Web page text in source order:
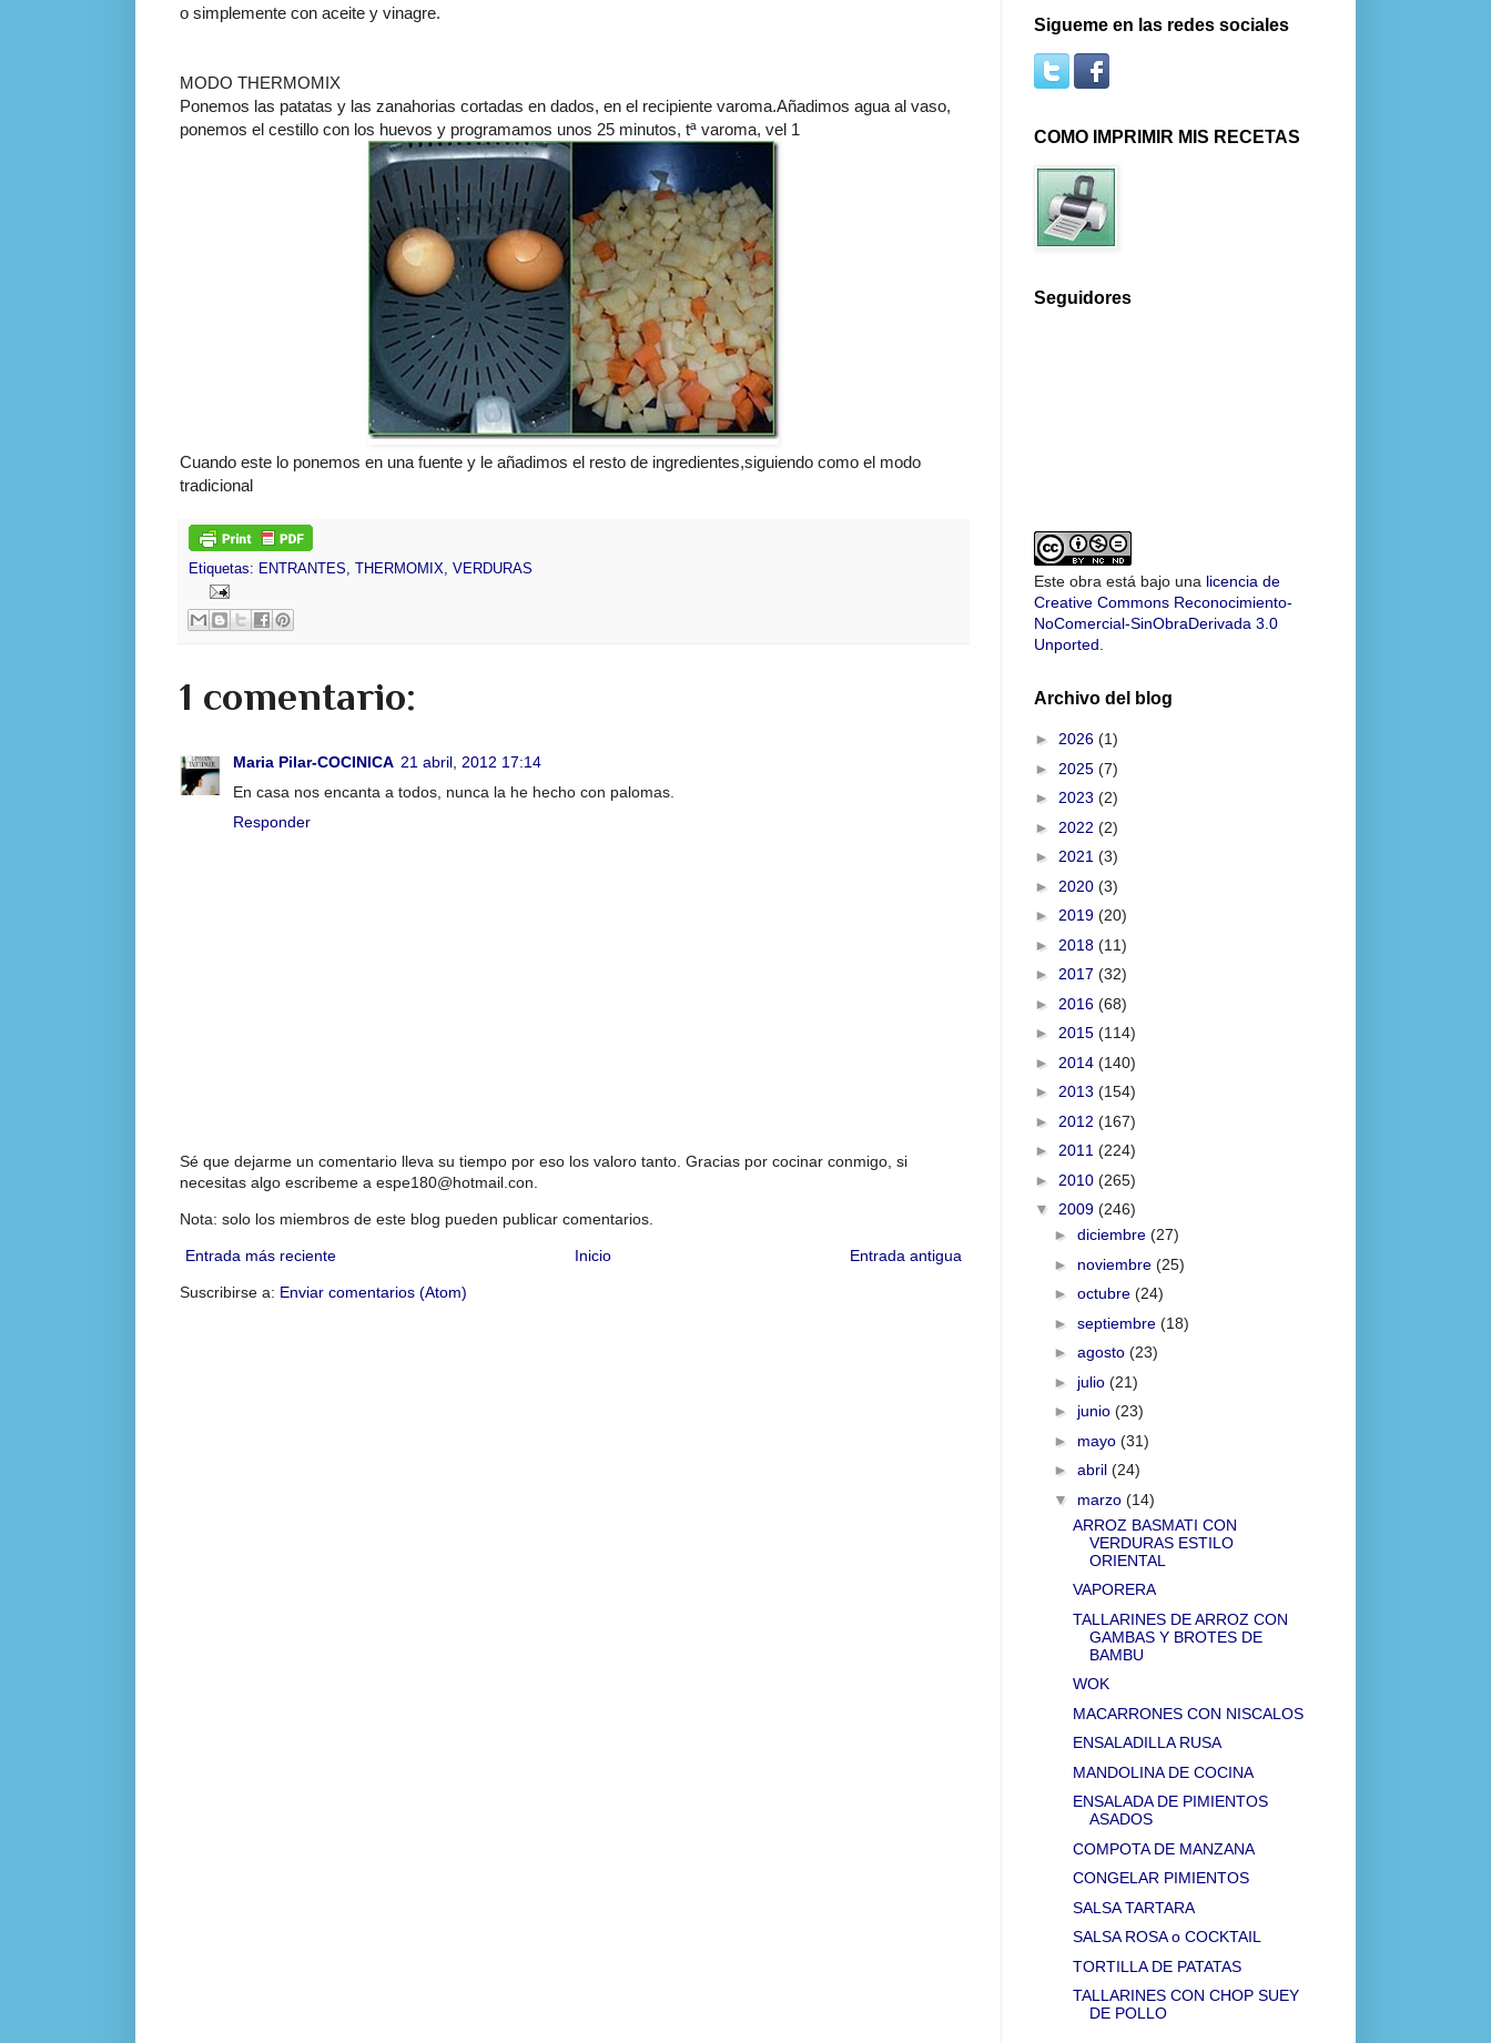
o simplemente con aceite y vinagre.
MODO THERMOMIX
Ponemos las patatas y las zanahorias cortadas en dados, en el recipiente varoma.Añadimos agua al vaso,
ponemos el cestillo con los huevos y programamos unos 25 minutos, tª varoma, vel 1
Cuando este lo ponemos en una fuente y le añadimos el resto de ingredientes,siguiendo como el modo
tradicional
Etiquetas: ENTRANTES THERMOMIX VERDURAS
1 comentario:
Maria Pilar-COCINICA 21 abril, 2012 17:14
En casa nos encanta a todos, nunca la he hecho con palomas.
Responder
Sé que dejarme un comentario lleva su tiempo por eso los valoro tanto. Gracias por cocinar conmigo, si
necesitas algo escribeme a espe180@hotmail.con.
Nota: solo los miembros de este blog pueden publicar comentarios.
Entrada más reciente Entrada antigua
Inicio
Suscribirse a: Enviar comentarios (Atom)
Sigueme en las redes sociales
COMO IMPRIMIR MIS RECETAS
Seguidores
Este obra está bajo una licencia de
Creative Commons Reconocimiento-
NoComercial-SinObraDerivada 3.0
Unported
Archivo del blog
► 2026 (1)
► 2025 (7)
► 2023 (2)
► 2022 (2)
► 2021 (3)
► 2020 (3)
► 2019 (20)
► 2018 (11)
► 2017 (32)
► 2016 (68)
► 2015 (114)
► 2014 (140)
► 2013 (154)
► 2012 (167)
► 2011 (224)
► 2010 (265)
▼ 2009 (246)
► diciembre (27)
► noviembre (25)
► octubre (24)
► septiembre (18)
► agosto (23)
► julio (21)
► junio (23)
► mayo (31)
► abril (24)
▼ marzo (14)
ARROZ BASMATI CON
VERDURAS ESTILO
ORIENTAL
VAPORERA
TALLARINES DE ARROZ CON
GAMBAS Y BROTES DE
BAMBU
WOK
MACARRONES CON NISCALOS
ENSALADILLA RUSA
MANDOLINA DE COCINA
ENSALADA DE PIMIENTOS
ASADOS
COMPOTA DE MANZANA
CONGELAR PIMIENTOS
SALSA TARTARA
SALSA ROSA o COCKTAIL
TORTILLA DE PATATAS
TALLARINES CON CHOP SUEY
DE POLLO